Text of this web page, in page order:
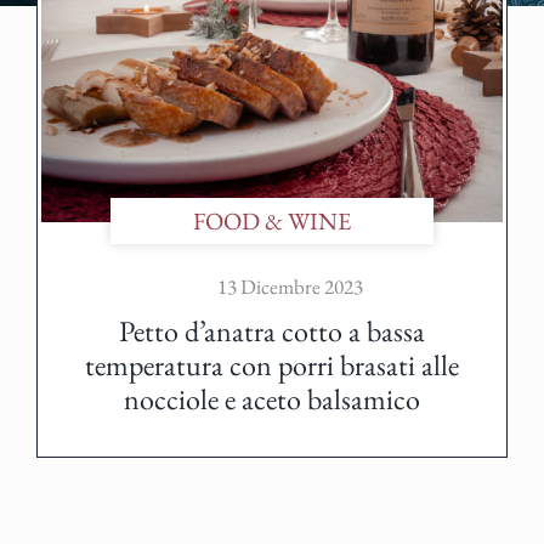
FOOD & WINE
13 Dicembre 2023
Petto d’anatra cotto a bassa
temperatura con porri brasati alle
nocciole e aceto balsamico